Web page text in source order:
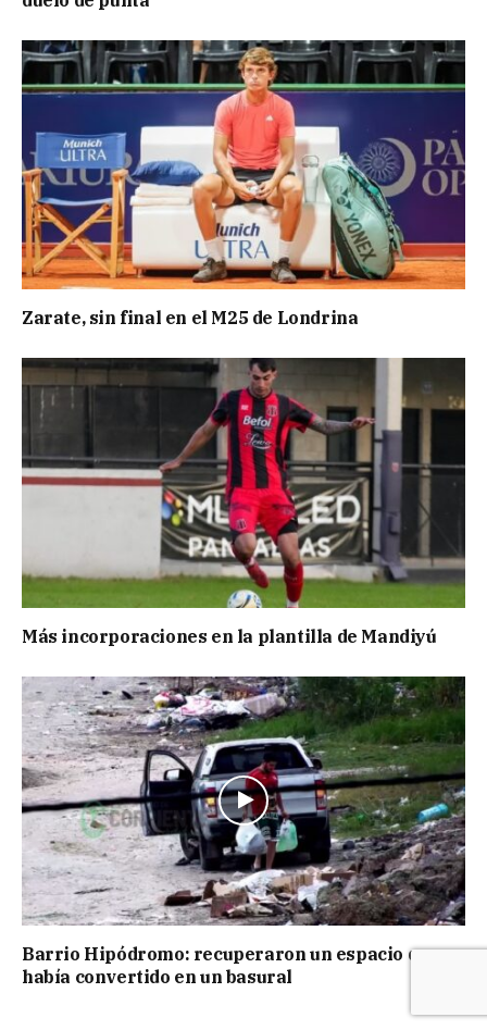
Zarate, sin final en el M25 de Londrina
Más incorporaciones en la plantilla de Mandiyú
Barrio Hipódromo: recuperaron un espacio que se
había convertido en un basural